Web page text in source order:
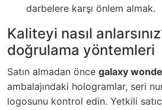
darbelere karşı önlem almak.
Kaliteyi nasıl
doğrulama yöntemleri
Satın almadan önce galaxy
ambalajındaki hologramlar, seri
logosunu kontrol edin. Yetkili